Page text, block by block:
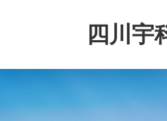
四川宇
公司